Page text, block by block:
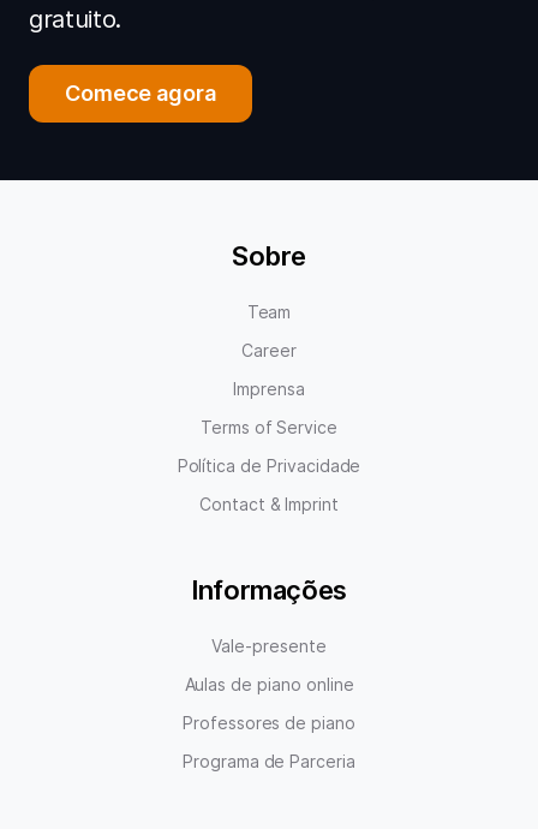
gratuito.
Comece agora
Sobre
Team
Career
Imprensa
Terms of Service
Política de Privacidade
Contact & Imprint
Informações
Vale-presente
Aulas de piano online
Professores de piano
Programa de Parceria